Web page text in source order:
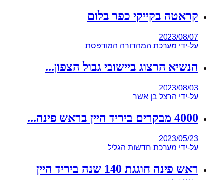
קראטה בקייקי כפר בלום
2023/08/07
על-ידי מערכת המהדורה המודפסת
הנשיא הרצוג ביישובי גבול הצפון...
2023/08/03
על-ידי הרצל בן אשר
4000 מבקרים ביריד היין בראש פינה...
2023/05/23
על-ידי מערכת חדשות הגליל
ראש פינה חוגגת 140 שנה ביריד היין